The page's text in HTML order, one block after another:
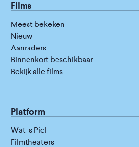
Films
Meest bekeken
Nieuw
Aanraders
Binnenkort beschikbaar
Bekijk alle films
Platform
Wat is Picl
Filmtheaters